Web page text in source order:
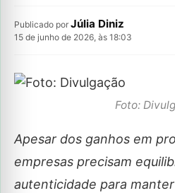
Publicado por Júlia Diniz
15 de junho de 2026, às 18:03
Foto:
Apesar dos ganhos em
empresas precisam
autenticidade para